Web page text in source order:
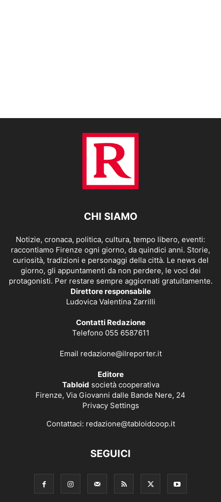
CHI SIAMO
Notizie, cronaca, politica, cultura, tempo libero, eventi:
raccontiamo Firenze ogni giorno, da quindici anni. Storie,
curiosità, tradizioni e personaggi della città. Le news del
giorno, gli appuntamenti da non perdere, le voci dei
protagonisti. Per restare sempre aggiornati gratuitamente.
Direttore responsabile
Ludovica Valentina Zarrilli
Contatti Redazione
Telefono 055 6587611
Email redazione@ilreporter.it
Editore
Tabloid società cooperativa
Firenze, Via Giovanni dalle Bande Nere, 24
Privacy Settings
Contattaci: redazione@tabloidcoop.it
SEGUICI